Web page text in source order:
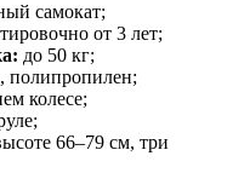
самокат;
от 3 лет;
до 50 кг;
полипропилен;
колесе;
66–79 см, три